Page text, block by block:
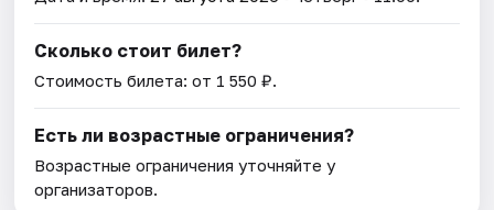
Сколько стоит билет?
Стоимость билета: от 1 550 ₽.
Есть ли возрастные ограничения?
Возрастные ограничения уточняйте у
организаторов.